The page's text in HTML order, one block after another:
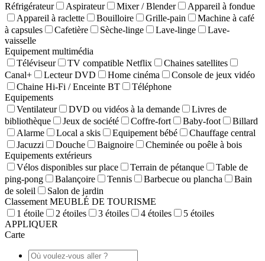
Réfrigérateur
Aspirateur Mixer / Blender
Appareil à fondue
Appareil à raclette
Bouilloire Grille-pain
Machine à café
à capsules
Cafetière Sèche-linge Lave-linge
Lave-
vaisselle
Equipement multimédia
Téléviseur
TV compatible Netflix
Chaines satellites
Canal+
Lecteur DVD Home cinéma
Console de jeux vidéo
Chaine Hi-Fi / Enceinte BT
Téléphone
Equipements
Ventilateur
DVD ou vidéos à la demande
Livres de
bibliothèque
Jeux de société Coffre-fort Baby-foot
Billard
Alarme
Local a skis Equipement bébé
Chauffage central
Jacuzzi
Douche Baignoire
Cheminée ou poêle à bois
Equipements extérieurs
Vélos disponibles sur place
Terrain de pétanque
Table de
ping-pong
Balançoire Tennis Barbecue ou plancha
Bain
de soleil
Salon de jardin
Classement MEUBLÉ DE TOURISME
1 étoile
2 étoiles 3 étoiles 4 étoiles
5 étoiles
APPLIQUER
Carte